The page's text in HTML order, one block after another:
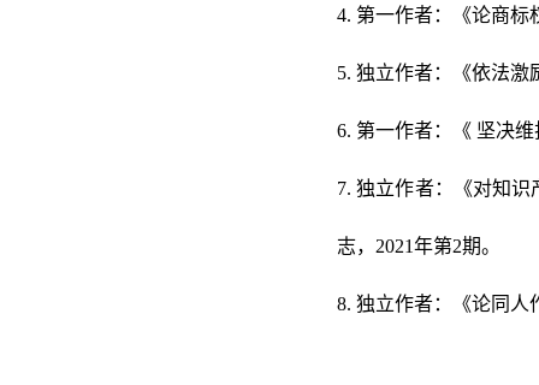
4. 第一作者：《论商标
5. 独立作者：《依法激
6. 第一作者：《 坚决
7. 独立作者：《对知
志，2021年第2期。
8. 独立作者：《论同人